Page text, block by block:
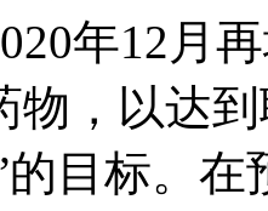
年12月
物，以达
的目标。